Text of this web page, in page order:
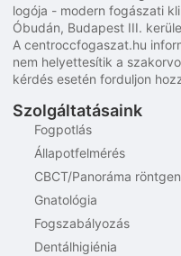
A centroccfogaszat.hu
nem helyettesítik a
kérdés esetén forduljon
Szolgáltatásaink
Fogpotlás
Állapotfelmérés
CBCT/Panoráma röntgen
Gnatológia
Fogszabályozás
Dentálhigiénia